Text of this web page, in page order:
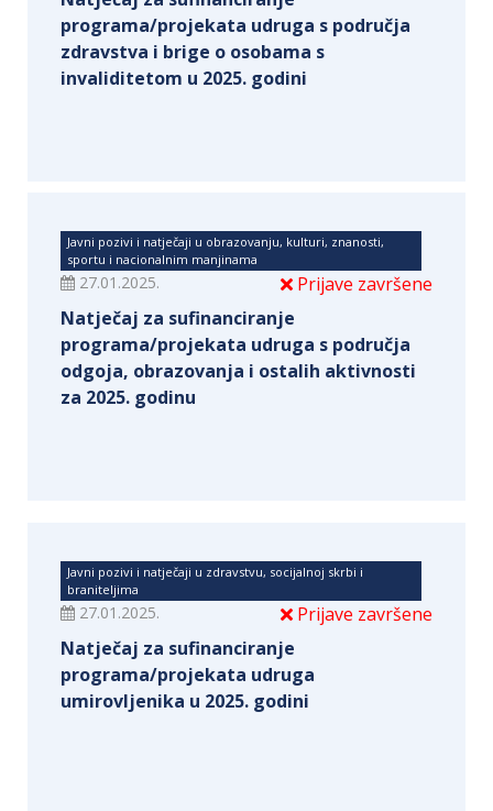
programa/projekata udruga s područja
zdravstva i brige o osobama s
invaliditetom u 2025. godini
Javni pozivi i natječaji u obrazovanju, kulturi, znanosti,
sportu i nacionalnim manjinama
Prijave završene
27.01.2025.
Natječaj za sufinanciranje
programa/projekata udruga s područja
odgoja, obrazovanja i ostalih aktivnosti
za 2025. godinu
Javni pozivi i natječaji u zdravstvu, socijalnoj skrbi i
braniteljima
Prijave završene
27.01.2025.
Natječaj za sufinanciranje
programa/projekata udruga
umirovljenika u 2025. godini